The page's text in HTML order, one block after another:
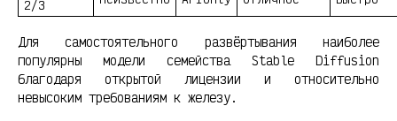
2/3
Для самостоятельного развёртывания наиболее
популярны модели семейства Stable Diffusion
благодаря открытой лицензии и относительно
невысоким требованиям к железу.